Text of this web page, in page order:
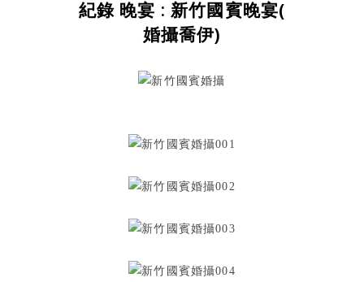
紀錄 晚宴 : 新竹國賓晚宴(
婚攝喬伊)